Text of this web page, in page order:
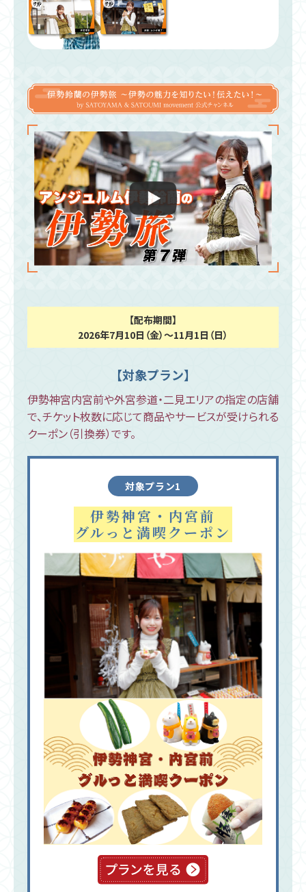
【配布期間】
2026年7月10日（金）～11月1日（日）
【対象プラン】
伊勢神宮内宮前や外宮参道・二見エリアの指定の店舗
で、チケット枚数に応じて商品やサービスが受けられる
クーポン（引換券）です。
対象プラン1
伊勢神宮・内宮前
グルっと満喫クーポン